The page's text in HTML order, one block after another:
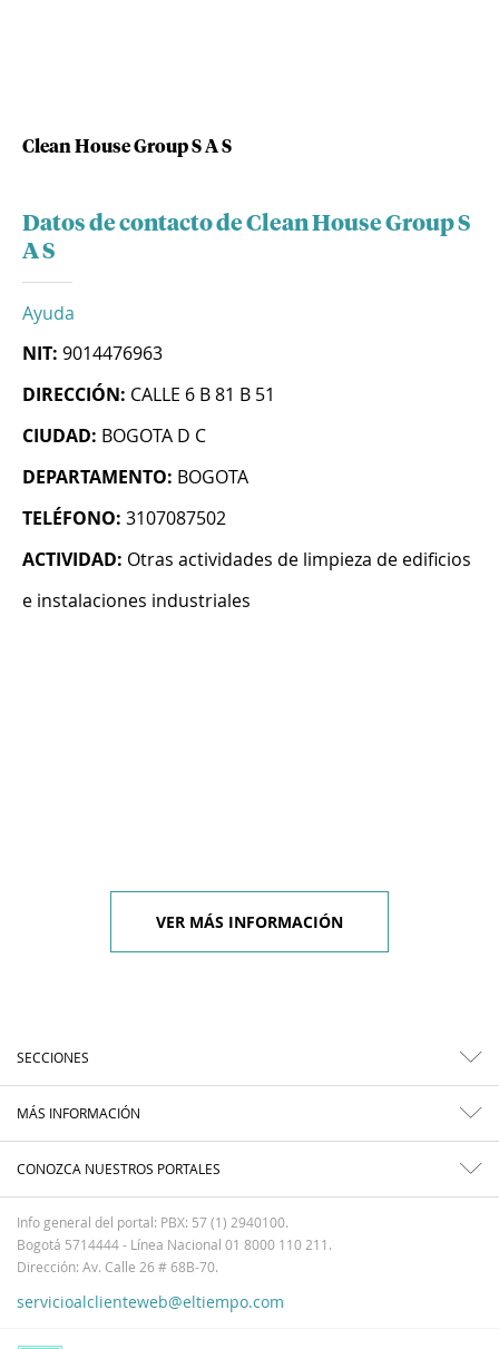
Clean House Group S A S
Datos de contacto de Clean House Group S
A S
Ayuda
NIT: 9014476963
DIRECCIÓN: CALLE 6 B 81 B 51
CIUDAD: BOGOTA D C
DEPARTAMENTO: BOGOTA
TELÉFONO: 3107087502
ACTIVIDAD: Otras actividades de limpieza de edificios
e instalaciones industriales
VER MÁS INFORMACIÓN
SECCIONES
MÁS INFORMACIÓN
CONOZCA NUESTROS PORTALES
Info general del portal: PBX: 57 (1) 2940100.
Bogotá 5714444 - Línea Nacional 01 8000 110 211.
Dirección: Av. Calle 26 # 68B-70.
servicioalclienteweb@eltiempo.com